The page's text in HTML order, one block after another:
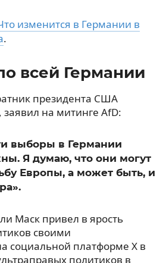
изменится в Германии в
.
всей Германии
президента США
на митинге AfD:
выборы в Германии
Я думаю, что они могут
Европы, а может быть, и
Маск привел в ярость
своими
социальной платформе X в
политиков в